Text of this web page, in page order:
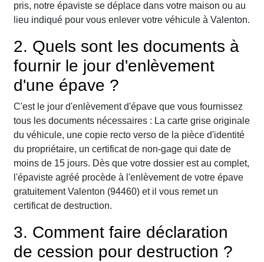
pris, notre épaviste se déplace dans votre maison ou au
lieu indiqué pour vous enlever votre véhicule à Valenton.
2. Quels sont les documents à
fournir le jour d'enlèvement
d'une épave ?
C'est le jour d'enlèvement d'épave que vous fournissez
tous les documents nécessaires : La carte grise originale
du véhicule, une copie recto verso de la pièce d'identité
du propriétaire, un certificat de non-gage qui date de
moins de 15 jours. Dès que votre dossier est au complet,
l'épaviste agréé procède à l'enlèvement de votre épave
gratuitement Valenton (94460) et il vous remet un
certificat de destruction.
3. Comment faire déclaration
de cession pour destruction ?